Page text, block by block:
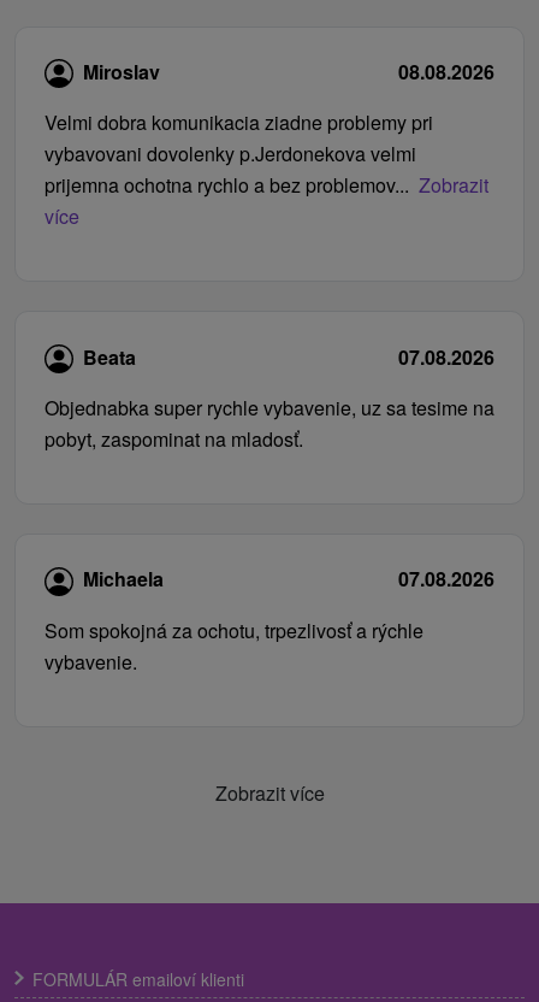
Miroslav
08.08.2026
Velmi dobra komunikacia ziadne problemy pri
vybavovani dovolenky p.Jerdonekova velmi
prijemna ochotna rychlo a bez problemov... Zobrazit
více
Beata
07.08.2026
Objednabka super rychle vybavenie, uz sa tesime na
pobyt, zaspominat na mladosť.
Michaela
07.08.2026
Som spokojná za ochotu, trpezlivosť a rýchle
vybavenie.
Zobrazit více
FORMULÁR emailoví klienti